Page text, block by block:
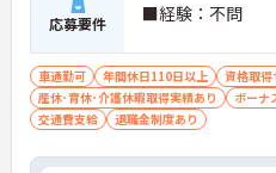
応募要件 ■経験：不問
車通勤可 年間休日110日以上 資格取得
産休･育休･介護休暇取得実績あり
ボーナ
交通費支給
退職金制度あり